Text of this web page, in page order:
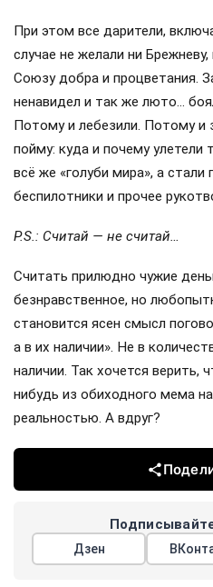
При этом все дарители,
случае не желали ни
Союзу добра и процветания.
ненавидел и так же люто…
Потому и лебезили. Потому и
пойму: куда и почему улетели
всё же «голуби мира», а
беспилотники и прочее
P.S.: Считай — не считай…
Считать прилюдно чужие
безнравственное, но
становится ясен смысл
а в их наличии». Не в
наличии. Так хочется верить,
нибудь из обиходного мема
реальностью. А вдруг?
Дзен